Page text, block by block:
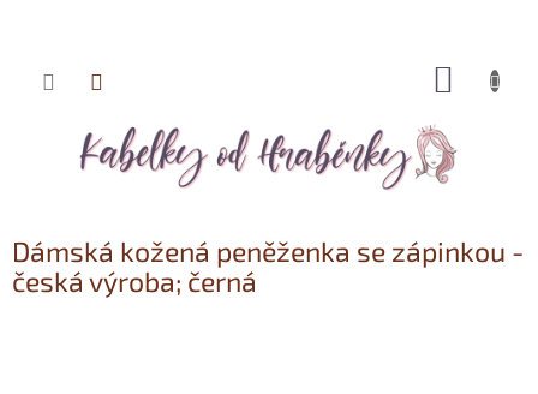
Přejít
Dámská kožená peněženka se zápinkou -
česká výroba; černá